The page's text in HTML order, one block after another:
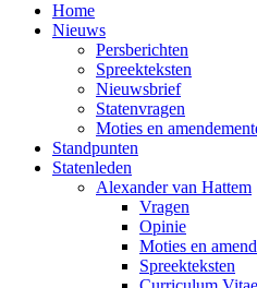
Home
Nieuws
Persberichten
Spreekteksten
Nieuwsbrief
Statenvragen
Moties en
Standpunten
Statenleden
Alexander van Hattem
Vragen
Opinie
Moties en
Spreekteksten